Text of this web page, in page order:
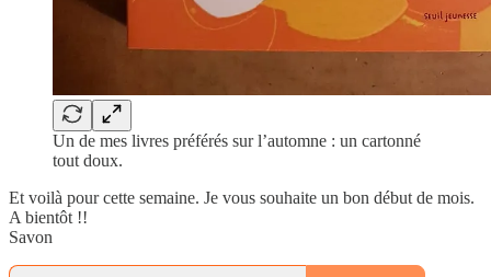
Un de mes livres préférés sur l’automne : un cartonné
tout doux.
Et voilà pour cette semaine. Je vous souhaite un bon début de mois.
A bientôt !!
Savon